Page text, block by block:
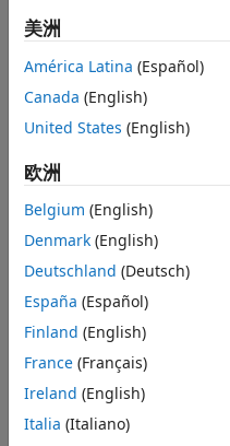
推荐的设置
编程用法
版本历史记录
描述
指定用于串行通信的波特率。
设置
用于串行通信的波特率
推荐的设置
无建议。
编程用法
没有可用的编程用途。
版本历史记录
在 R2016a 中推出
美洲
América Latina (Español)
Canada (English)
United States (English)
欧洲
Belgium (English)
Denmark (English)
Deutschland (Deutsch)
España (Español)
Finland (English)
France (Français)
Ireland (English)
Italia (Italiano)